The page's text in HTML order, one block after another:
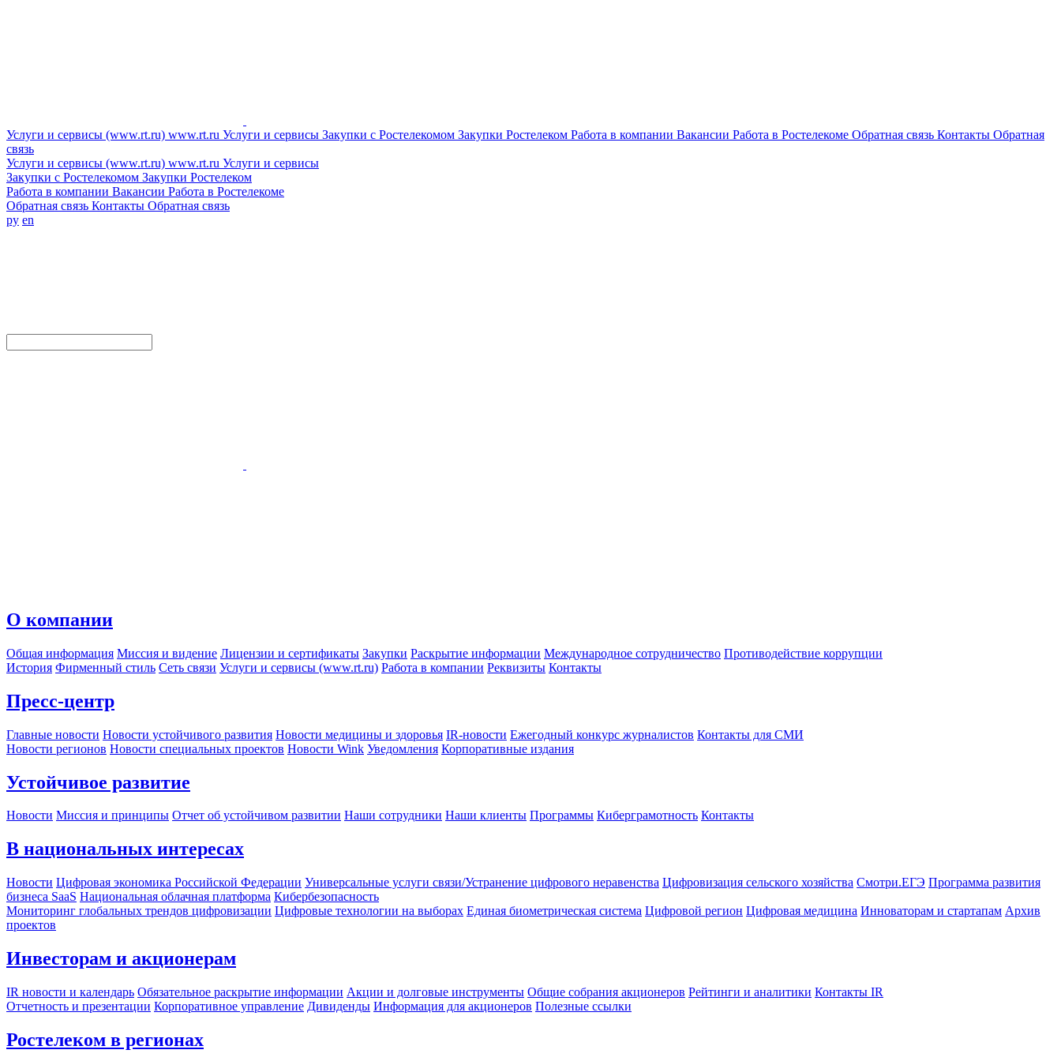
Услуги и сервисы (www.rt.ru) www.rt.ru Услуги и сервисы Закупки с Ростелекомом Закупки Ростелеком Работа в компании Вакансии Работа в Ростелекоме Обратная связь Контакты Обратная
связь
Услуги и сервисы (www.rt.ru) www.rt.ru Услуги и сервисы
Закупки с Ростелекомом Закупки Ростелеком
Работа в компании Вакансии Работа в Ростелекоме
Обратная связь Контакты Обратная связь
ру en
О компании
Общая информация Миссия и видение Лицензии и сертификаты Закупки Раскрытие информации Международное сотрудничество Противодействие коррупции
История Фирменный стиль Сеть связи Услуги и сервисы (www.rt.ru) Работа в компании Реквизиты Контакты
Пресс-центр
Главные новости Новости устойчивого развития Новости медицины и здоровья IR-новости Ежегодный конкурс журналистов Контакты для СМИ
Новости регионов Новости специальных проектов Новости Wink Уведомления Корпоративные издания
Устойчивое развитие
Новости Миссия и принципы Отчет об устойчивом развитии Наши сотрудники Наши клиенты Программы Киберграмотность Контакты
В национальных интересах
Новости Цифровая экономика Российской Федерации Универсальные услуги связи/Устранение цифрового неравенства Цифровизация сельского хозяйства Смотри.ЕГЭ Программа развития
бизнеса SaaS Национальная облачная платформа Кибербезопасность
Мониторинг глобальных трендов цифровизации Цифровые технологии на выборах Единая биометрическая система Цифровой регион Цифровая медицина Инноваторам и стартапам Архив
проектов
Инвесторам и акционерам
IR новости и календарь Обязательное раскрытие информации Акции и долговые инструменты Общие собрания акционеров Рейтинги и аналитики Контакты IR
Отчетность и презентации Корпоративное управление Дивиденды Информация для акционеров Полезные ссылки
Ростелеком в регионах